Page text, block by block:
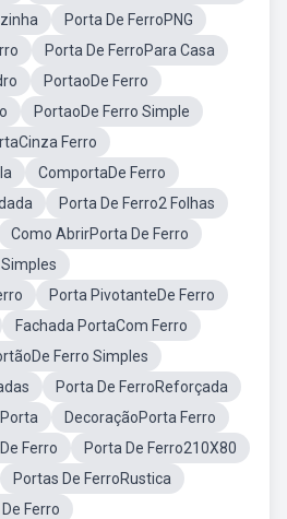
Porta De FerroPNG
Porta De FerroPara Casa
PortaoDe Ferro
PortaoDe Ferro Simple
Ferro
ComportaDe Ferro
Porta De Ferro2 Folhas
Como AbrirPorta De Ferro
Porta PivotanteDe Ferro
Fachada PortaCom Ferro
Ferro Simples
Porta De FerroReforçada
DecoraçãoPorta Ferro
Ferro
Porta De Ferro210X80
Portas De FerroRustica
Ferro